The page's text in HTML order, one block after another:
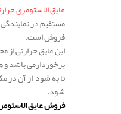
عایق الاستومری
مستقیم در
فروش است.
این عایق حرارتی از
برخوردارمی باشد
تا به شود از آن در
شود.
فروش عایق